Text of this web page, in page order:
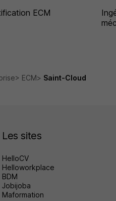
ECM
ECM Saint-Cloud
Les sites
HelloCV
Helloworkplace
BDM
Jobijoba
Maformation